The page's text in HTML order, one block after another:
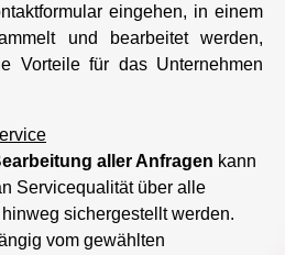
eingehen, in einem
und bearbeitet werden,
Vorteile für das Unternehmen
aller Anfragen kann
Servicequalität über alle
sichergestellt werden.
vom gewählten